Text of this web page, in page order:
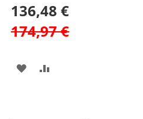
136,48 €
174,97 €
AÑADIR